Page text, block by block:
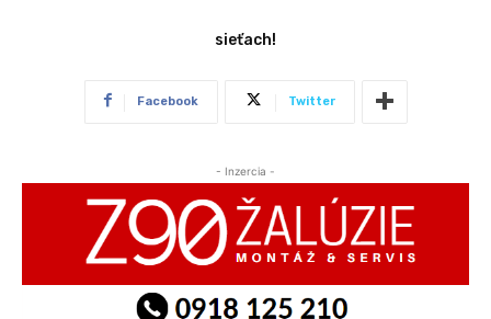
sieťach!
Facebook Twitter
- Inzercia -